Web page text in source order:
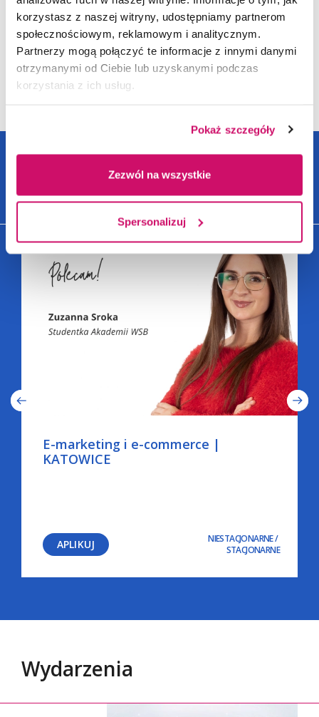
korzystasz z naszej witryny, udostępniamy partnerom
społecznościowym, reklamowym i analitycznym.
Partnerzy mogą połączyć te informacje z innymi danymi
otrzymanymi od Ciebie lub uzyskanymi podczas
korzystania z ich usług.
Pokaż szczegóły
Zezwól na wszystkie
Spersonalizuj
względem perspektyw...
SZCZEGÓLNIE POLECANE SPECJALNOŚCI - KATOWICE
E-marketing i e-commerce |
KATOWICE
APLIKUJ NIESTACJONARNE/
STACJONARNE
Wydarzenia